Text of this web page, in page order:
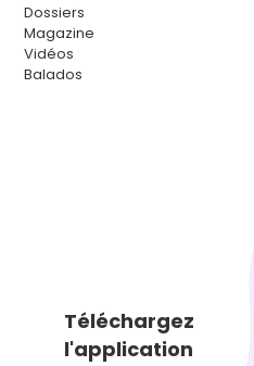
Dossiers
Magazine
Vidéos
Balados
Téléchargez
l'application